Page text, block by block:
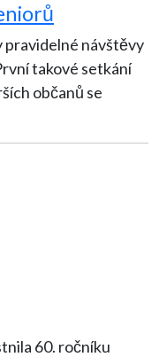
pravidelné návštěvy
občanů se
60. ročníku